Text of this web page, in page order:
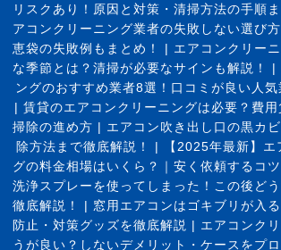
リスクあり！原因と対策・清掃方法の手順ま
アコンクリーニング業者の失敗しない選び
恵袋の失敗例もまとめ！
| エアコンクリー
な季節とは？清掃が必要なサインも解説！
|
ングのおすすめ業者8選！口コミが良い人気
| 賃貸のエアコンクリーニングは必要？費
掃除の進め方 | エアコン吹き出し口の黒カ
除方法まで徹底解説！
|
【2025年最新】
グの料金相場はいくら？｜安く依頼するコツ
洗浄スプレーを使ってしまった！この後ど
徹底解説！
| 窓用エアコンはゴキブリが入
防止・対策グッズを徹底解説 | エアコンク
うが良い？しないデメリット・ケースをプロ